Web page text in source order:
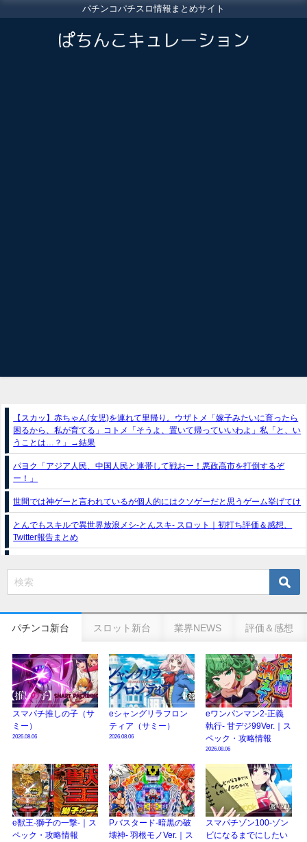
パチンコパチスロ情報まとめサイト
【スカッ】赤ちゃん(女児)を連れて里帰り。ウザトメ「嫁子みたいに育ったら
困るから、私が育てる」コトメ「そうよ、置いて帰っていいわよ」私「と、い
うことは…？」→結果
パヨク「アジア人民、中国人民と連帯して戦おー！悪政高市を打倒するぞ
ー！」
世間では神ゲーと言われているが個人的にはクソゲーだと思うゲーム挙げてけ
とんでもスキルで異世界放浪メシ-とんスキ- スロット｜初打ち評価＆感想、
Twitter報告まとめ
e獣王-獅子の一撃-｜スペック・攻略情報
の幸せ空間、好感触のフェアスタート、原作愛溢れる演出に感動 etc…
日遊協、ファン調査2025を発表｜使用金額中央値「1万円-3万円/1回」「遊技
歴20年以上が50％以上」等々…
【2025年】エイプリルフール話題（ネタ）まとめ｜ぱちんこパチスロ関連【4
月1日】
パチンコ新台 スロット新台 業界NEWS 評価＆感想
スマパチ推しの子（サ
ミー）
2026.08.06
eシャングリラフロン
ティア（サミー）
2026.08.06
eワンパンマン2-正義
執行- 甘デジ99Ver.｜ス
ペック・攻略情報
2026.08.06
e獣王-獅子の一撃-｜ス
ペック・攻略情報
Pバスタード-暗黒の破
壊神- 羽根モノVer.｜ス
スマパチゾン100-ゾン
ビになるまでにしたい